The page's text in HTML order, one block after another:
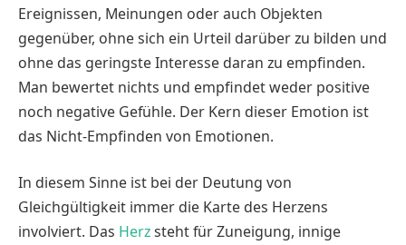
Ereignissen, Meinungen oder auch Objekten
gegenüber, ohne sich ein Urteil darüber zu bilden und
ohne das geringste Interesse daran zu empfinden.
Man bewertet nichts und empfindet weder positive
noch negative Gefühle. Der Kern dieser Emotion ist
das Nicht-Empfinden von Emotionen.
In diesem Sinne ist bei der Deutung von
Gleichgültigkeit immer die Karte des Herzens
involviert. Das Herzsteht für Zuneigung, innige